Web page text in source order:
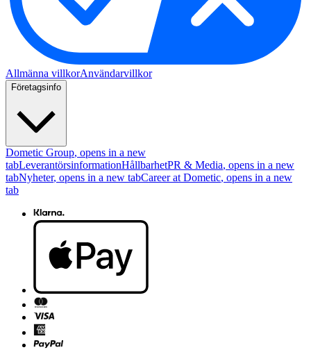
Allmänna villkorAnvändarvillkor
Företagsinfo
Dometic Group, opens in a new
tabLeverantörsinformationHållbarhetPR & Media, opens in a new
tabNyheter, opens in a new tabCareer at Dometic, opens in a new
tab